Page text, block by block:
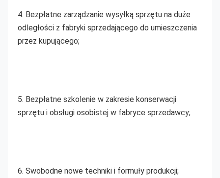
4. Bezpłatne zarządzanie wysyłką sprzętu na duże
odległości z fabryki sprzedającego do umieszczenia
przez kupującego;
5. Bezpłatne szkolenie w zakresie konserwacji
sprzętu i obsługi osobistej w fabryce sprzedawcy;
6. Swobodne nowe techniki i formuły produkcji;